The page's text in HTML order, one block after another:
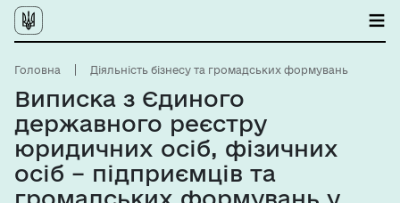
Головна Діяльність бізнесу та громадських формувань
Виписка з Єдиного
державного реєстру
юридичних осіб, фізичних
осіб – підприємців та